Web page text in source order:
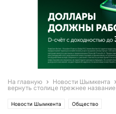
На главную Новости Шымкента
вернуть столице прежнее название
Новости Шымкента Общество